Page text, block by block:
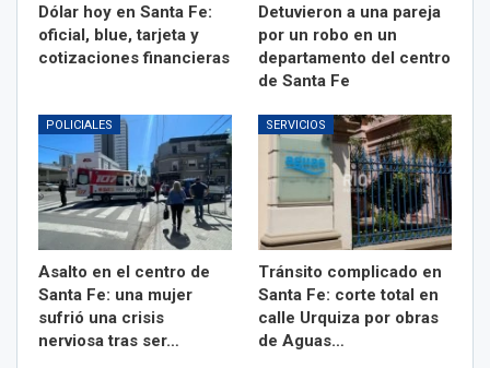
Dólar hoy en Santa Fe:
oficial, blue, tarjeta y
cotizaciones financieras
Detuvieron a una pareja
por un robo en un
departamento del centro
de Santa Fe
POLICIALES
Asalto en el centro de
Santa Fe: una mujer
sufrió una crisis
nerviosa tras ser…
SERVICIOS
Tránsito complicado en
Santa Fe: corte total en
calle Urquiza por obras
de Aguas…